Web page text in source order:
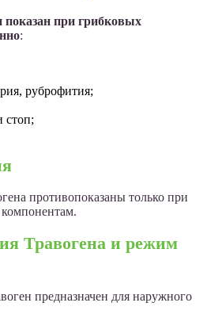
показан при грибковых
:
руброфития;
стоп;
противопоказаны только при
Травогена и режим
предназначен для наружного